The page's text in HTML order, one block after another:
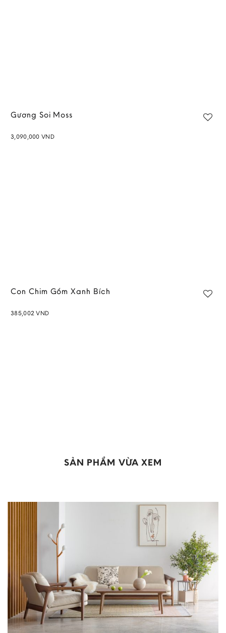
Gương Soi Moss
3,090,000 VND
Con Chim Gốm Xanh Bích
385,002VND
SẢN PHẨM VỪA XEM